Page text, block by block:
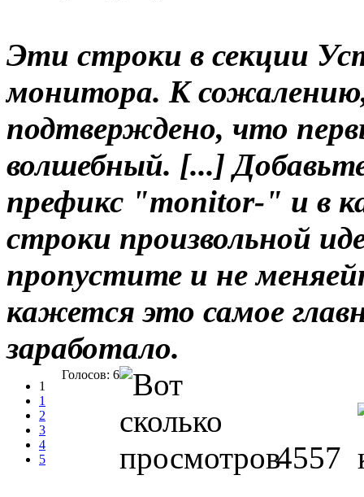
Эти строки в секции
монитора. К
подтверждено, что
волшебный. [...]
префикс "monitor-" и в
строки произвольной
пропустите и не
кажется это самое
заработало.
1
1
2
3
4
5
Голосов: 6
4557